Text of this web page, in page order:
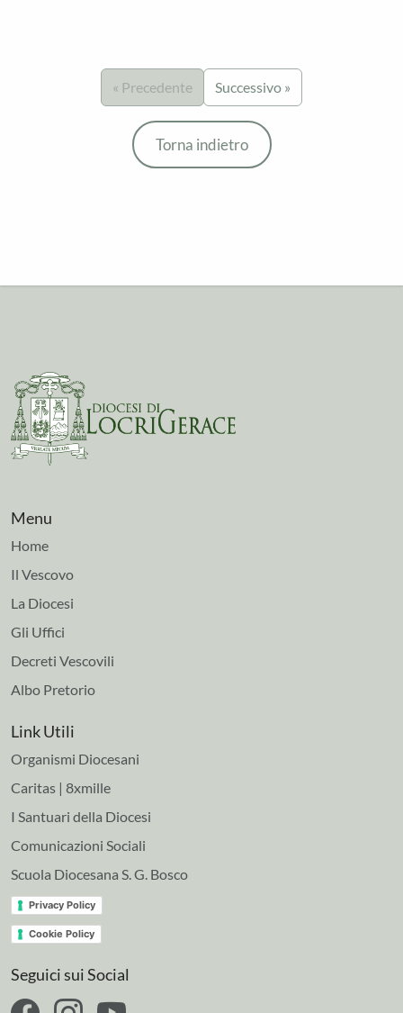
« Precedente Successivo »
Torna indietro
Menu
Home
Il Vescovo
La Diocesi
Gli Uffici
Decreti Vescovili
Albo Pretorio
Link Utili
Organismi Diocesani
Caritas | 8xmille
I Santuari della Diocesi
Comunicazioni Sociali
Scuola Diocesana S. G. Bosco
Privacy Policy
Cookie Policy
Seguici sui Social